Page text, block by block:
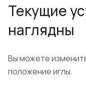
Текущие
наглядны
Вы можете
положение иглы.